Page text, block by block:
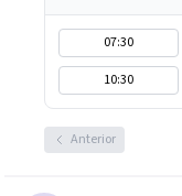
07:30
10:30
Anterior